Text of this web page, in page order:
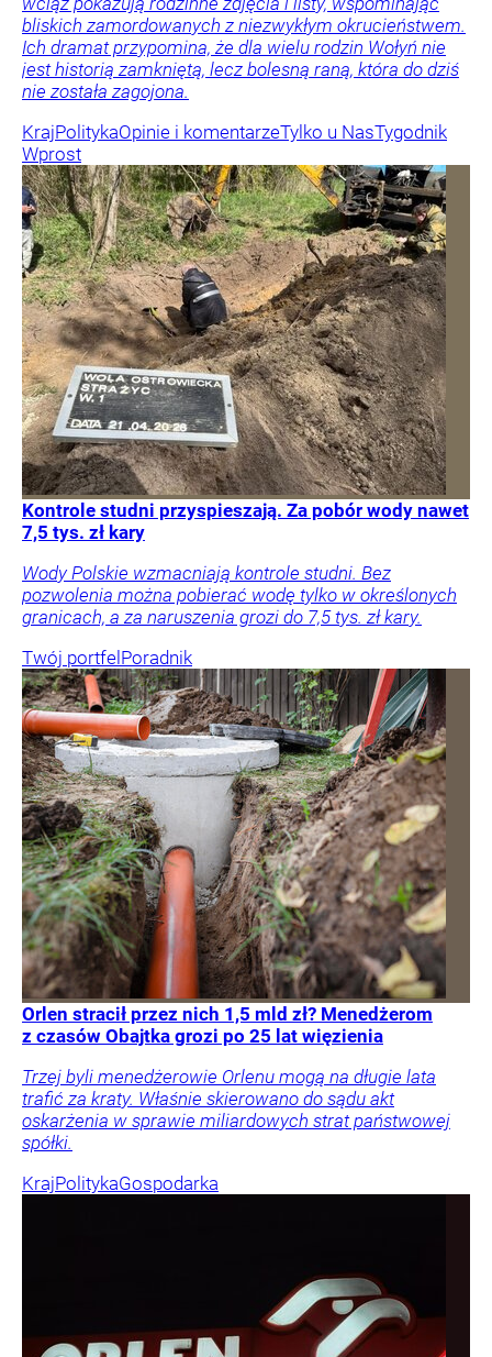
bliskich zamordowanych z niezwykłym okrucieństwem.
Ich dramat przypomina, że dla wielu rodzin Wołyń nie
jest historią zamkniętą, lecz bolesną raną, która do dziś
nie została zagojona.
KrajPolitykaOpinie i komentarzeTylko u NasTygodnik
Wprost
Kontrole studni przyspieszają. Za pobór wody nawet
7,5 tys. zł kary
Wody Polskie wzmacniają kontrole studni. Bez
pozwolenia można pobierać wodę tylko w określonych
granicach, a za naruszenia grozi do 7,5 tys. zł kary.
Twój portfelPoradnik
Orlen stracił przez nich 1,5 mld zł? Menedżerom
z czasów Obajtka grozi po 25 lat więzienia
Trzej byli menedżerowie Orlenu mogą na długie lata
trafić za kraty. Właśnie skierowano do sądu akt
oskarżenia w sprawie miliardowych strat państwowej
spółki.
KrajPolitykaGospodarka